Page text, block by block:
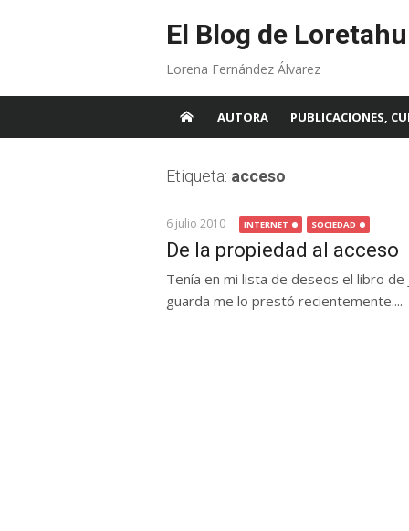
El Blog de
Lorena Fernández Álvarez
AUTORA PUBLICACIONES,
Etiqueta: acceso
6 julio 2010 INTERNET SOCIEDAD
De la propiedad al acceso
Tenía en mi lista de deseos el libro de
guarda me lo prestó recientemente....